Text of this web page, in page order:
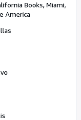
Books, Miami,
America